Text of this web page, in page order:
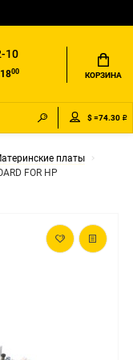
10
00 КОРЗИНА
$ =74.30 ₽
платы
FOR HP